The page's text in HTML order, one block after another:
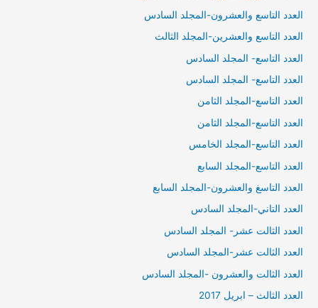
العدد التاسع والعشرون-المجلد السادس
العدد التاسع والعشرين-المجلد الثالث
العدد التاسع- المجلد السادس
العدد التاسع- المجلد السادس
العدد التاسع-المجلد الثامن
العدد التاسع-المجلد الثامن
العدد التاسع-المجلد الخامس
العدد التاسع-المجلد السابع
العدد التاسغ والعشرون-المجلد السابع
العدد التاني-المجلد السادس
العدد الثالت عشر- المجلد السادس
العدد الثالت عشر-المجلد السادس
العدد الثالت والعشرون -المجلد السادس
العدد الثالث – ابريل 2017